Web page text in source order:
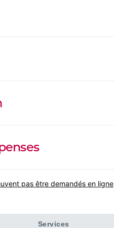
pas être demandés en ligne
Services